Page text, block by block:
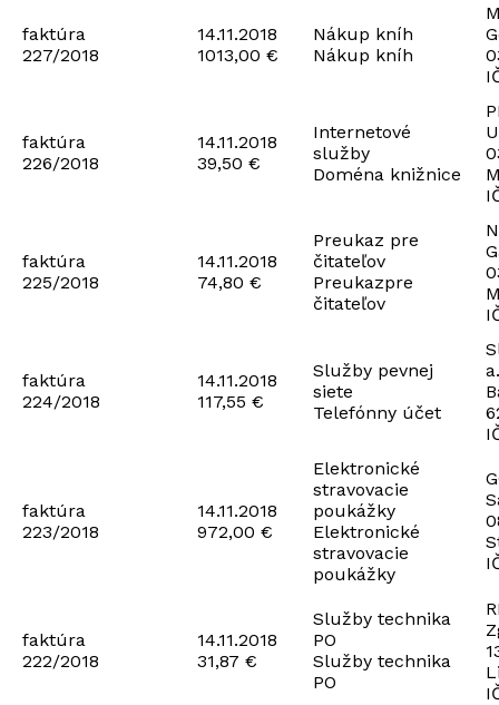
faktúra
227/2018
14.11.2018
1013,00 €
Nákup kníh
Nákup kníh
faktúra
226/2018
14.11.2018
39,50 €
Internetové
služby
Doména knižnice
faktúra
225/2018
14.11.2018
74,80 €
Preukaz pre
čitateľov
Preukazpre
čitateľov
faktúra
224/2018
14.11.2018
117,55 €
Služby pevnej
siete
Telefónny účet
faktúra
223/2018
14.11.2018
972,00 €
Elektronické
stravovacie
poukážky
Elektronické
stravovacie
poukážky
faktúra
222/2018
14.11.2018
31,87 €
Služby technika
PO
Služby technika
PO